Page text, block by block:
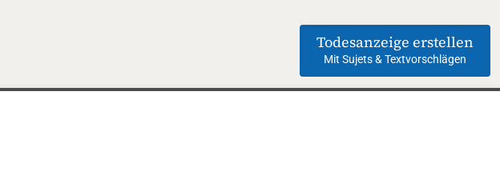
Todesanzeige erstellen
Mit Sujets & Textvorschlägen